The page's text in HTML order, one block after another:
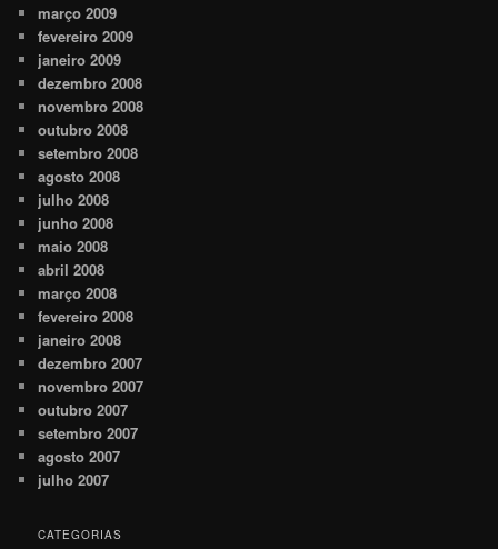
março 2009
fevereiro 2009
janeiro 2009
dezembro 2008
novembro 2008
outubro 2008
setembro 2008
agosto 2008
julho 2008
junho 2008
maio 2008
abril 2008
março 2008
fevereiro 2008
janeiro 2008
dezembro 2007
novembro 2007
outubro 2007
setembro 2007
agosto 2007
julho 2007
CATEGORIAS